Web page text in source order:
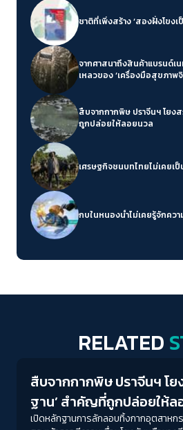
ชาติที่เพิ่งสร้าง ‘สองฝั่งโขงเ
จากศาสนาถึงสินค้าแบรนด์เนม ความหรูหราที่กำลัง
เหลวของ ‘เครื่องมือสุขภาพ
สืบจากกากพิษ ปราจีนฯ โยง
ถูกปล่อยให้ลอยนวล
เศรษฐกิจชนบทไทยไม่เคยเป็
กบในหนองน้ำไม่เคยรู้จักคว
RELATED
Environment
สืบจากกากพิษ ปราจีนฯ โย
ฐาน’ สำคัญที่ถูกปล่อยให้ล
เปิดหลักฐานการลักลอบทิ้งกากอุตสาหก